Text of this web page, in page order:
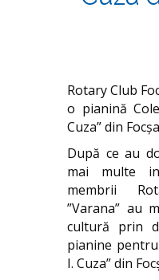
Rotary Club
o pianină
Cuza” din
După ce au
mai multe
membrii
”Varana” au
cultură prin
pianine
I. Cuza” din